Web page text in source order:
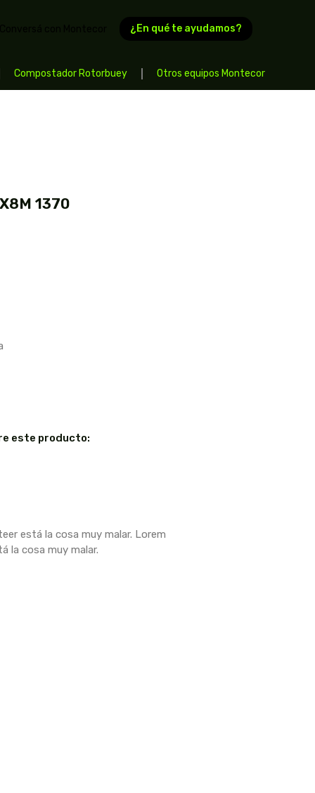
¿En qué te ayudamos?
Compostador Rotorbuey Otros equipos Montecor
1370
este producto:
está la cosa muy malar. Lorem
la cosa muy malar.